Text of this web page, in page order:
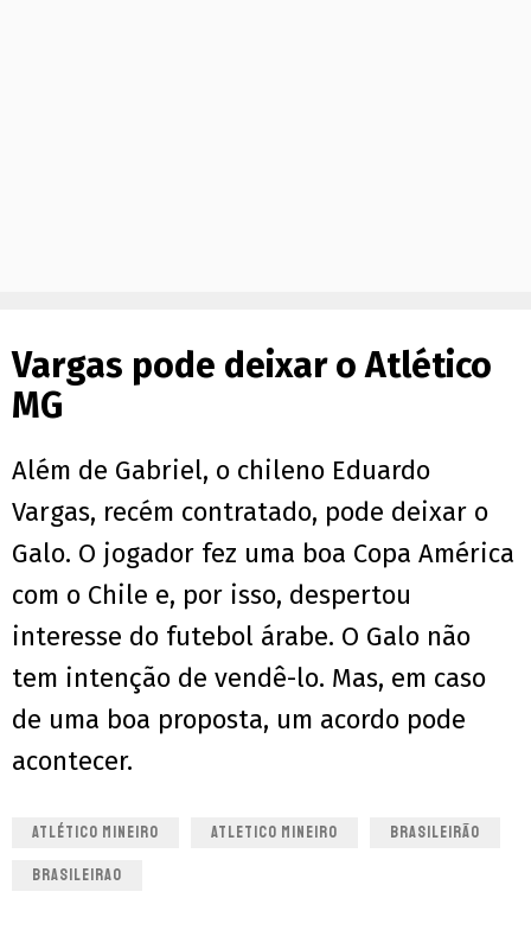
Vargas pode deixar o Atlético
MG
Além de Gabriel, o chileno Eduardo
Vargas, recém contratado, pode deixar o
Galo. O jogador fez uma boa Copa América
com o Chile e, por isso, despertou
interesse do futebol árabe. O Galo não
tem intenção de vendê-lo. Mas, em caso
de uma boa proposta, um acordo pode
acontecer.
ATLÉTICO MINEIRO ATLETICO MINEIRO BRASILEIRÃO
BRASILEIRAO